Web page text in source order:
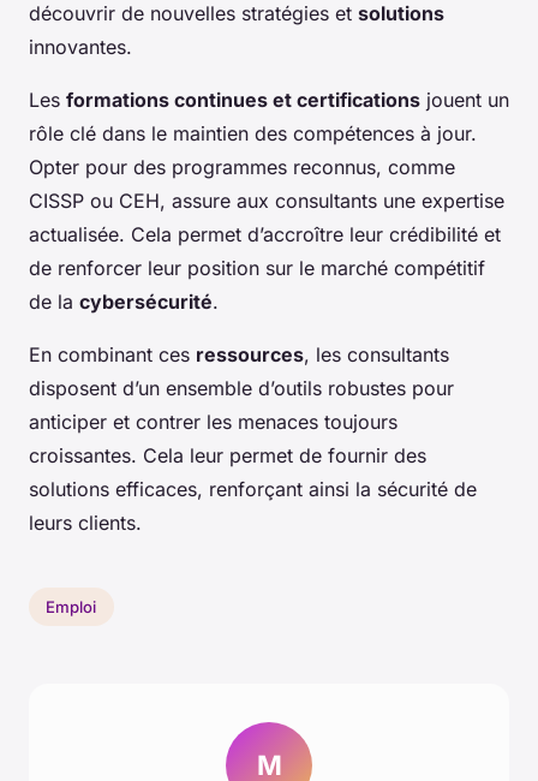
découvrir de nouvelles stratégies et solutions
innovantes.
Les formations continues et certifications jouent un
rôle clé dans le maintien des compétences à jour.
Opter pour des programmes reconnus, comme
CISSP ou CEH, assure aux consultants une expertise
actualisée. Cela permet d’accroître leur crédibilité et
de renforcer leur position sur le marché compétitif
de la cybersécurité.
En combinant ces ressources, les consultants
disposent d’un ensemble d’outils robustes pour
anticiper et contrer les menaces toujours
croissantes. Cela leur permet de fournir des
solutions efficaces, renforçant ainsi la sécurité de
leurs clients.
Emploi
M